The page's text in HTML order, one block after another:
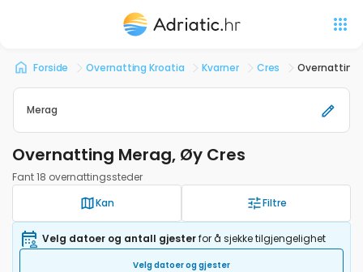
Forside Overnatting Kroatia Kvarner Cres Overnatting
Merag
Overnatting Merag, Øy Cres
Fant 18 overnattingssteder
Kan
Filtre
Velg datoer og antall gjesterfor å sjekke tilgjengelighet
Velg datoer og gjester